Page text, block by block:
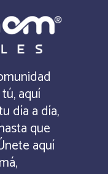
aquí
día a día,
que
aquí